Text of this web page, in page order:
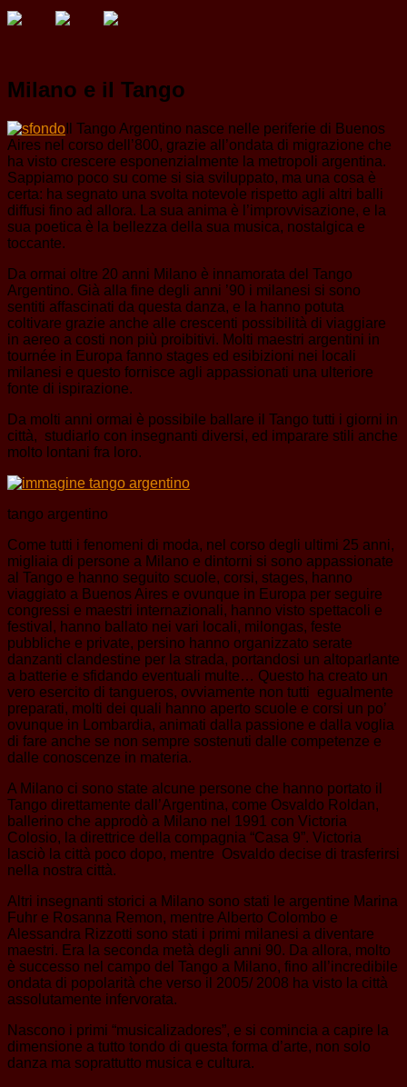
Milano e il Tango
Il Tango Argentino nasce nelle periferie di Buenos
Aires nel corso dell’800, grazie all’ondata di migrazione che
ha visto crescere esponenzialmente la metropoli argentina.
Sappiamo poco su come si sia sviluppato, ma una cosa è
certa: ha segnato una svolta notevole rispetto agli altri balli
diffusi fino ad allora. La sua anima è l’improvvisazione, e la
sua poetica è la bellezza della sua musica, nostalgica e
toccante.
Da ormai oltre 20 anni Milano è innamorata del Tango
Argentino. Già alla fine degli anni ’90 i milanesi si sono
sentiti affascinati da questa danza, e la hanno potuta
coltivare grazie anche alle crescenti possibilità di viaggiare
in aereo a costi non più proibitivi. Molti maestri argentini in
tournée in Europa fanno stages ed esibizioni nei locali
milanesi e questo fornisce agli appassionati una ulteriore
fonte di ispirazione.
Da molti anni ormai è possibile ballare il Tango tutti i giorni in
città, studiarlo con insegnanti diversi, ed imparare stili anche
molto lontani fra loro.
tango argentino
Come tutti i fenomeni di moda, nel corso degli ultimi 25 anni,
migliaia di persone a Milano e dintorni si sono appassionate
al Tango e hanno seguito scuole, corsi, stages, hanno
viaggiato a Buenos Aires e ovunque in Europa per seguire
congressi e maestri internazionali, hanno visto spettacoli e
festival, hanno ballato nei vari locali, milongas, feste
pubbliche e private, persino hanno organizzato serate
danzanti clandestine per la strada, portandosi un altoparlante
a batterie e sfidando eventuali multe… Questo ha creato un
vero esercito di tangueros, ovviamente non tutti egualmente
preparati, molti dei quali hanno aperto scuole e corsi un po’
ovunque in Lombardia, animati dalla passione e dalla voglia
di fare anche se non sempre sostenuti dalle competenze e
dalle conoscenze in materia.
A Milano ci sono state alcune persone che hanno portato il
Tango direttamente dall’Argentina, come Osvaldo Roldan,
ballerino che approdò a Milano nel 1991 con Victoria
Colosio, la direttrice della compagnia “Casa 9”. Victoria
lasciò la città poco dopo, mentre Osvaldo decise di trasferirsi
nella nostra città.
Altri insegnanti storici a Milano sono stati le argentine Marina
Fuhr e Rosanna Remon, mentre Alberto Colombo e
Alessandra Rizzotti sono stati i primi milanesi a diventare
maestri. Era la seconda metà degli anni 90. Da allora, molto
è successo nel campo del Tango a Milano, fino all’incredibile
ondata di popolarità che verso il 2005/ 2008 ha visto la città
assolutamente infervorata.
Nascono i primi “musicalizadores”, e si comincia a capire la
dimensione a tutto tondo di questa forma d’arte, non solo
danza ma soprattutto musica e cultura.